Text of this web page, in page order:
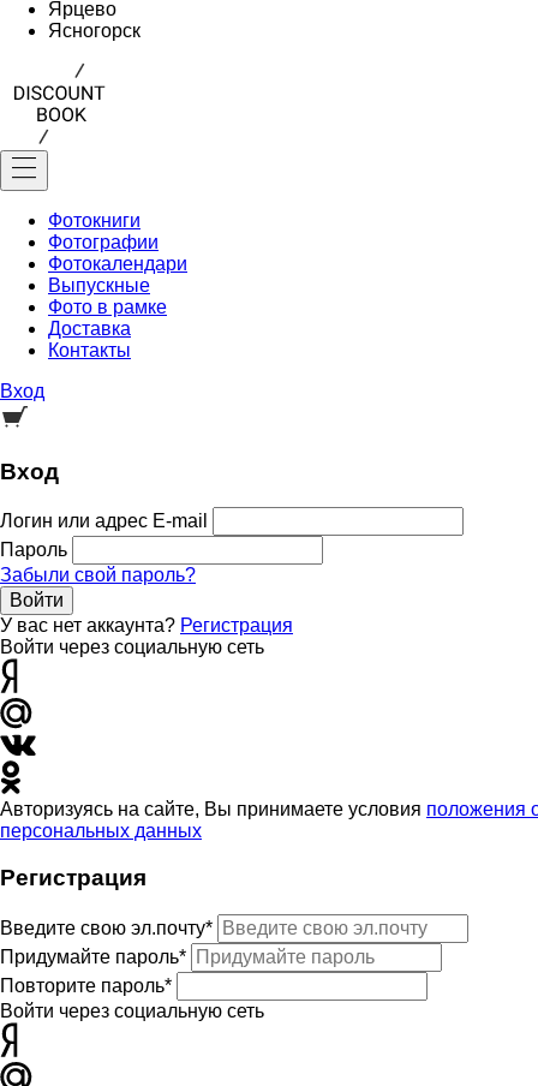
Ярцево
Ясногорск
Фотокниги
Фотографии
Фотокалендари
Выпускные
Фото в рамке
Доставка
Контакты
Вход
Вход
Логин или адрес E-mail
Пароль
Забыли свой пароль?
Войти
У вас нет аккаунта? Регистрация
Войти через социальную сеть
Авторизуясь на сайте, Вы принимаете условия положения
персональных данных
Регистрация
Введите свою эл.почту*
Придумайте пароль*
Повторите пароль*
Войти через социальную сеть